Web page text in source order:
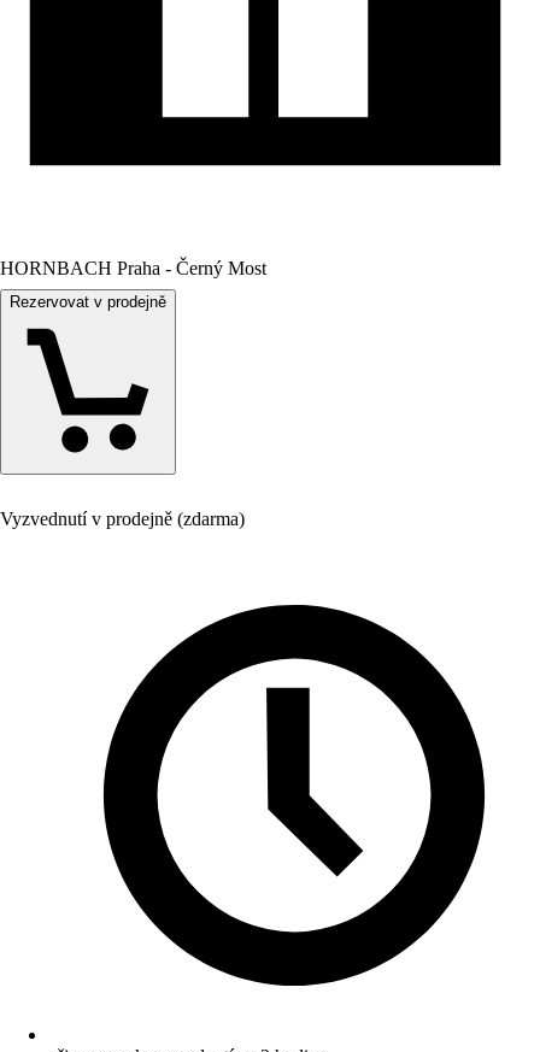
HORNBACH Praha - Černý Most
Rezervovat v prodejně
Vyzvednutí v prodejně (zdarma)